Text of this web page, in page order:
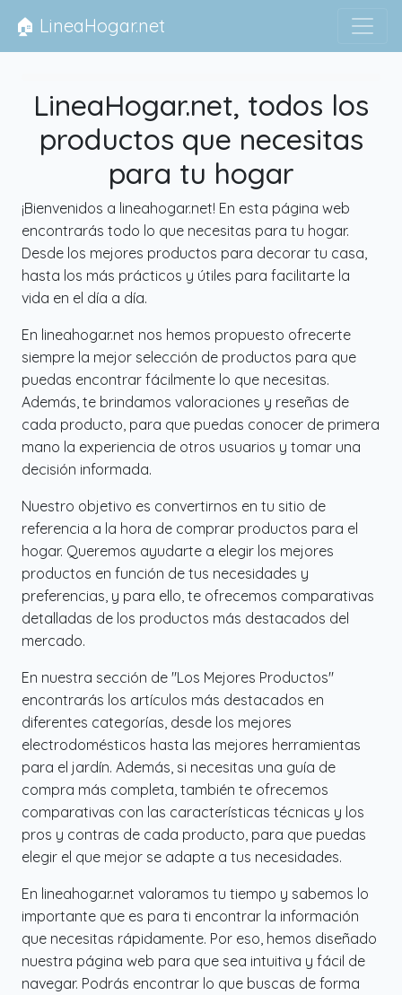
🏠 LineaHogar.net
LineaHogar.net, todos los
productos que necesitas
para tu hogar
¡Bienvenidos a lineahogar.net! En esta página web
encontrarás todo lo que necesitas para tu hogar.
Desde los mejores productos para decorar tu casa,
hasta los más prácticos y útiles para facilitarte la
vida en el día a día.
En lineahogar.net nos hemos propuesto ofrecerte
siempre la mejor selección de productos para que
puedas encontrar fácilmente lo que necesitas.
Además, te brindamos valoraciones y reseñas de
cada producto, para que puedas conocer de primera
mano la experiencia de otros usuarios y tomar una
decisión informada.
Nuestro objetivo es convertirnos en tu sitio de
referencia a la hora de comprar productos para el
hogar. Queremos ayudarte a elegir los mejores
productos en función de tus necesidades y
preferencias, y para ello, te ofrecemos comparativas
detalladas de los productos más destacados del
mercado.
En nuestra sección de "Los Mejores Productos"
encontrarás los artículos más destacados en
diferentes categorías, desde los mejores
electrodomésticos hasta las mejores herramientas
para el jardín. Además, si necesitas una guía de
compra más completa, también te ofrecemos
comparativas con las características técnicas y los
pros y contras de cada producto, para que puedas
elegir el que mejor se adapte a tus necesidades.
En lineahogar.net valoramos tu tiempo y sabemos lo
importante que es para ti encontrar la información
que necesitas rápidamente. Por eso, hemos diseñado
nuestra página web para que sea intuitiva y fácil de
navegar. Podrás encontrar lo que buscas de forma